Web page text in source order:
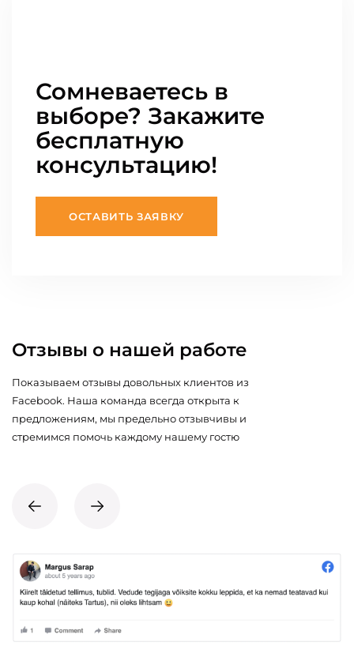
Сомневаетесь в
выборе? Закажите
бесплатную
консультацию!
ОСТАВИТЬ ЗАЯВКУ
Отзывы о нашей работе
Показываем отзывы довольных клиентов из
Facebook. Наша команда всегда открыта к
предложениям, мы предельно отзывчивы и
стремимся помочь каждому нашему гостю